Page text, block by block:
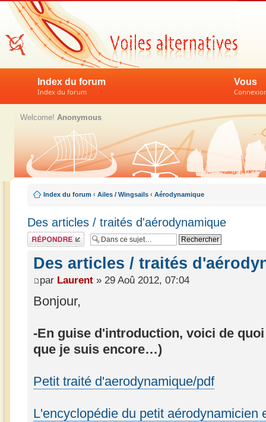
Index du forum
Index du forum
Vous
Welcome! Anonymous
Index du forum ‹ Ailes / Wingsails ‹ Aérodynamique
Des articles / traités d'aérodynamique
Répondre
Des articles / traités
par Laurent » 29 Aoû 2012, 07:04
Bonjour,
-En guise d'introduction, voici de
que je suis encore…)
Petit traité d'aerodynamique/pdf
L'encyclopédie du petit aérodynamicien